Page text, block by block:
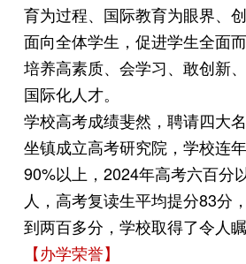
育为过程、国际教育为眼界、
面向全体学生，促进学生全面
培养高素质、会学习、敢创新
国际化人才。
学校高考成绩斐然，聘请四大
坐镇成立高考研究院，学校连
90%以上，2024年高考六百分
人，高考复读生平均提分83分
到两百多分，学校取得了令人瞩
【办学荣誉】